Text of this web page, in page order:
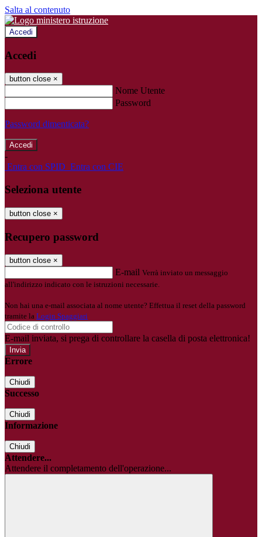
Salta al contenuto
Accedi
Accedi
button close ×
Nome Utente
Password
Password dimenticata?
-
Entra con SPID Entra con CIE
Seleziona utente
button close ×
Recupero password
button close ×
E-mail Verrà inviato un messaggio
all'indirizzo indicato con le istruzioni necessarie.
Non hai una e-mail associata al nome utente? Effettua il reset della password
tramite la Login Spaggiari
E-mail inviata, si prega di controllare la casella di posta elettronica!
Errore
Chiudi
Successo
Chiudi
Informazione
Chiudi
Attendere...
Attendere il completamento dell'operazione...